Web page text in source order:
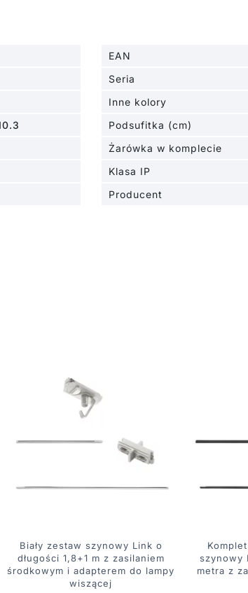
EAN
Seria
Inne kolory
Podsufitka (cm)
Żarówka w komplecie
Klasa IP
Producent
Biały zestaw szynowy Link o
długości 1,8+1 m z zasilaniem
środkowym i adapterem do lampy
wiszącej
szynowy
metra z